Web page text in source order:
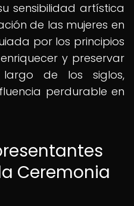
sensibilidad artística
de las mujeres en
por los principios
y preservar
de los siglos,
perdurable en
Ceremonia